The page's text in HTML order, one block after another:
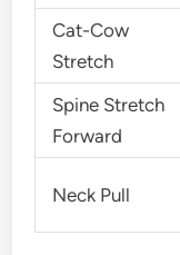
Cat-Cow
Stretch
Spine Stretch
Forward
Neck Pull